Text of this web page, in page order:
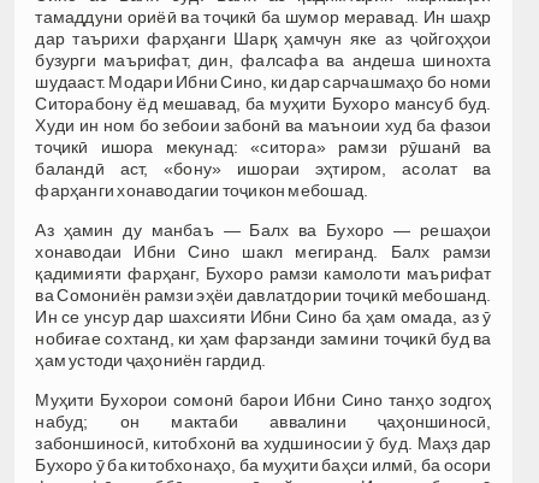
тамаддуни ориёӣ ва тоҷикӣ ба шумор меравад. Ин шаҳр
дар таърихи фарҳанги Шарқ ҳамчун яке аз ҷойгоҳҳои
бузурги маърифат, дин, фалсафа ва андеша шинохта
шудааст. Модари Ибни Сино, ки дар сарчашмаҳо бо номи
Ситорабону ёд мешавад, ба муҳити Бухоро мансуб буд.
Худи ин ном бо зебоии забонӣ ва маъноии худ ба фазои
тоҷикӣ ишора мекунад: «ситора» рамзи рӯшанӣ ва
баландӣ аст, «бону» ишораи эҳтиром, асолат ва
фарҳанги хонаводагии тоҷикон мебошад.
Аз ҳамин ду манбаъ — Балх ва Бухоро — решаҳои
хонаводаи Ибни Сино шакл мегиранд. Балх рамзи
қадимияти фарҳанг, Бухоро рамзи камолоти маърифат
ва Сомониён рамзи эҳёи давлатдории тоҷикӣ мебошанд.
Ин се унсур дар шахсияти Ибни Сино ба ҳам омада, аз ӯ
нобиғае сохтанд, ки ҳам фарзанди замини тоҷикӣ буд ва
ҳам устоди ҷаҳониён гардид.
Муҳити Бухорои сомонӣ барои Ибни Сино танҳо зодгоҳ
набуд; он мактаби аввалини ҷаҳоншиносӣ,
забоншиносӣ, китобхонӣ ва худшиносии ӯ буд. Маҳз дар
Бухоро ӯ ба китобхонаҳо, ба муҳити баҳси илмӣ, ба осори